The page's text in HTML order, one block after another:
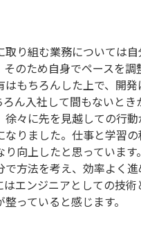
り組む業務については
のため自身でペースを
もちろんした上で、開
ん入社して間もないと
々に先を見越しての行
りました。仕事と学習
向上したと思っています
方法を考え、効率よく
エンジニアとしての技
っていると感じます。